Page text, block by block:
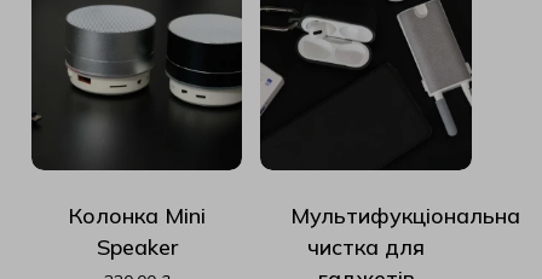
Колонка Mini
Speaker
Мультифукціональна
чистка для